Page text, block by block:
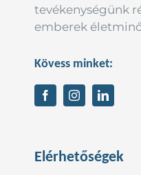
tevékenységünk
emberek
Kövess minket:
Elérhetőségek